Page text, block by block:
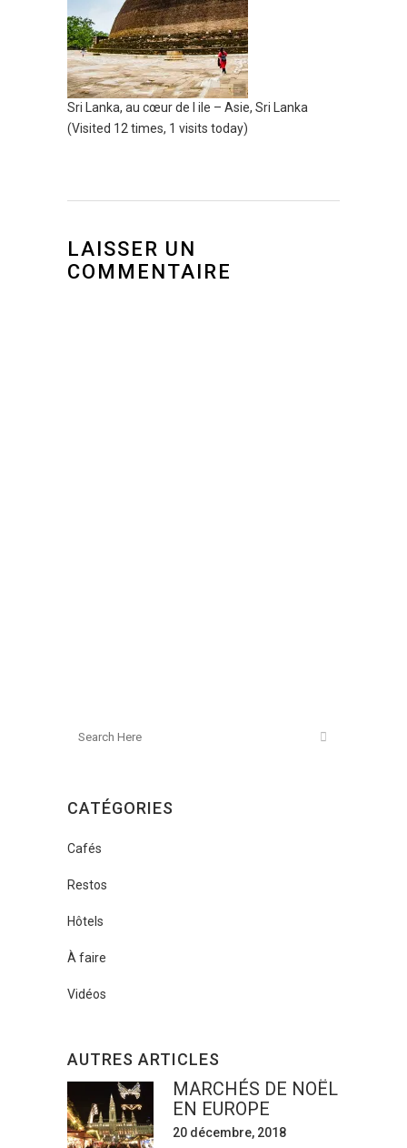
Sri Lanka, au cœur de l ile – Asie, Sri Lanka
(Visited 12 times, 1 visits today)
LAISSER UN
COMMENTAIRE
CATÉGORIES
Cafés
Restos
Hôtels
À faire
Vidéos
AUTRES ARTICLES
MARCHÉS DE NOËL
EN EUROPE
20 décembre, 2018